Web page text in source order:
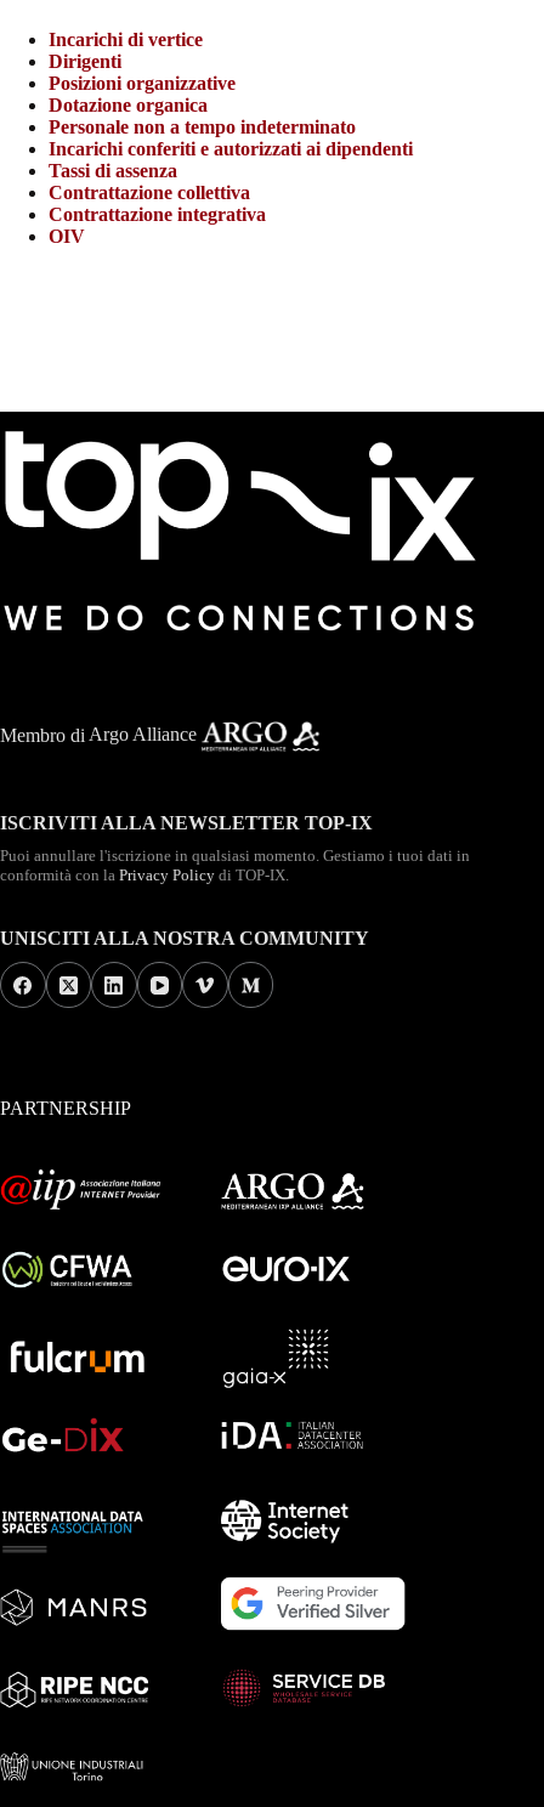
Incarichi di vertice
Dirigenti
Posizioni organizzative
Dotazione organica
Personale non a tempo indeterminato
Incarichi conferiti e autorizzati ai dipendenti
Tassi di assenza
Contrattazione collettiva
Contrattazione integrativa
OIV
Membro di Argo Alliance
ISCRIVITI ALLA NEWSLETTER TOP-IX
Puoi annullare l'iscrizione in qualsiasi momento. Gestiamo i tuoi dati in
conformità con la Privacy Policy di TOP-IX.
UNISCITI ALLA NOSTRA COMMUNITY
PARTNERSHIP